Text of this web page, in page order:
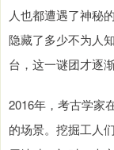
人也都遭遇了神秘
隐藏了多少不为人
台，这一谜团才逐
2016年，考古学家
的场景。挖掘工人